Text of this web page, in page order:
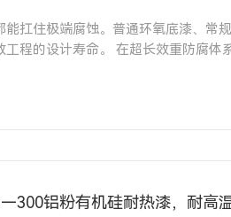
扛住极端腐蚀。普通环氧底漆、
富锌底漆一直是业内公认的“硬核打底天花板”。它
铝粉有机硅耐热漆，耐高